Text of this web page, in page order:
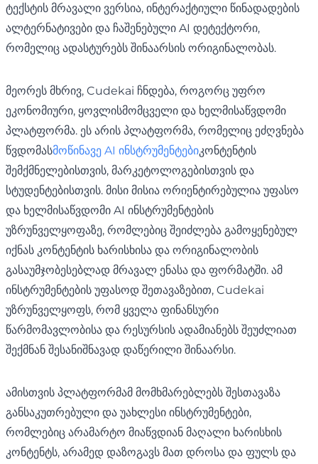
ტექსტის მრავალი ვერსია, ინტერაქტიული წინადადების
ალტერნატივები და ჩაშენებული AI დეტექტორი,
რომელიც ადასტურებს შინაარსის ორიგინალობას.
მეორეს მხრივ, Cudekai ჩნდება, როგორც უფრო
ეკონომიური, ყოვლისმომცველი და ხელმისაწვდომი
პლატფორმა. ეს არის პლატფორმა, რომელიც ეძღვნება
წვდომასმოწინავე AI ინსტრუმენტებიკონტენტის
შემქმნელებისთვის, მარკეტოლოგებისთვის და
სტუდენტებისთვის. მისი მისია ორიენტირებულია უფასო
და ხელმისაწვდომი AI ინსტრუმენტების
უზრუნველყოფაზე, რომლებიც შეიძლება გამოყენებულ
იქნას კონტენტის ხარისხისა და ორიგინალობის
გასაუმჯობესებლად მრავალ ენასა და ფორმატში. ამ
ინსტრუმენტების უფასოდ შეთავაზებით, Cudekai
უზრუნველყოფს, რომ ყველა ფინანსური
წარმომავლობისა და რესურსის ადამიანებს შეუძლიათ
შექმნან შესანიშნავად დაწერილი შინაარსი.
ამისთვის პლატფორმამ მომხმარებლებს შესთავაზა
განსაკუთრებული და უახლესი ინსტრუმენტები,
რომლებიც არამარტო მიაწვდიან მაღალი ხარისხის
კონტენტს, არამედ დაზოგავს მათ დროსა და ფულს და